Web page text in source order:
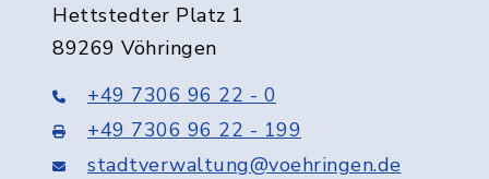
Hettstedter Platz 1
89269 Vöhringen
+49 7306 96 22 - 0
+49 7306 96 22 - 199
stadtverwaltung@voehringen.de